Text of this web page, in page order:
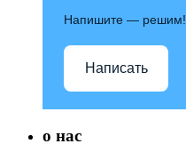
Напишите — решим!
Написать
о нас